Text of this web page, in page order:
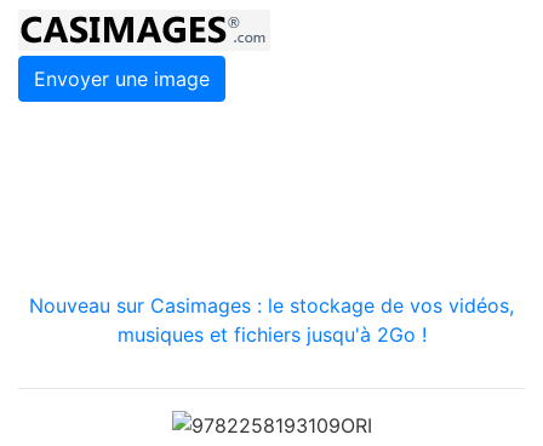
Envoyer une image
Nouveau sur Casimages : le stockage de vos vidéos,
musiques et fichiers jusqu'à 2Go !